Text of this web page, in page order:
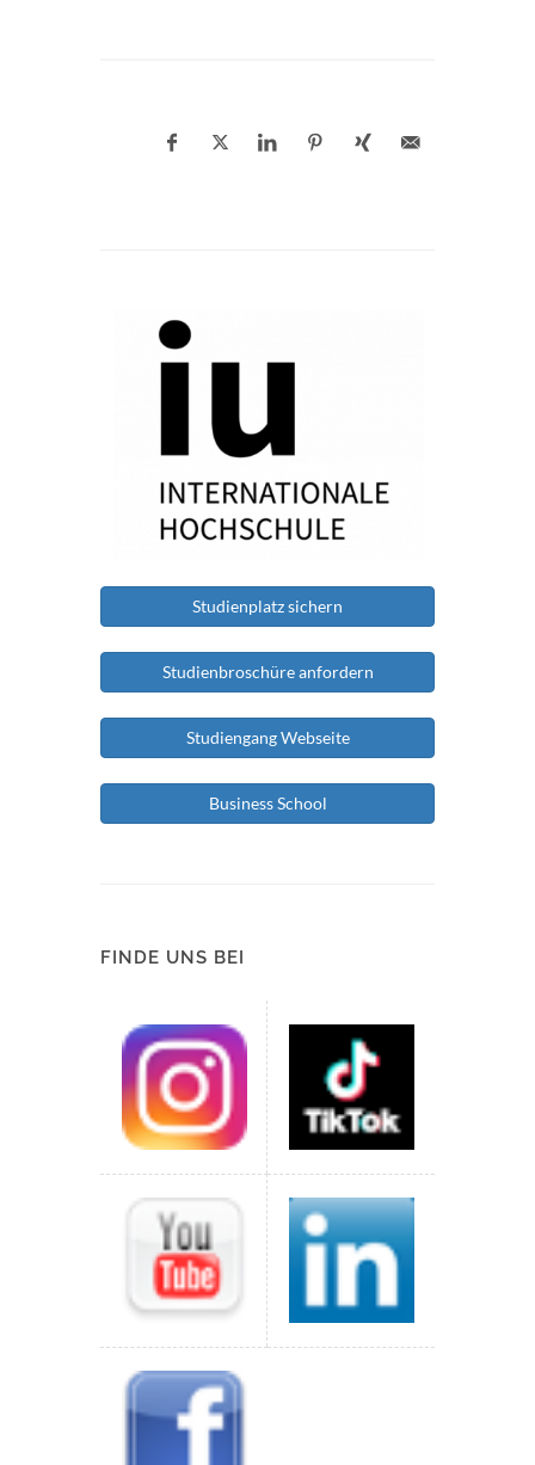
Studienplatz sichern
Studienbroschüre anfordern
Studiengang Webseite
Business School
FINDE UNS BEI